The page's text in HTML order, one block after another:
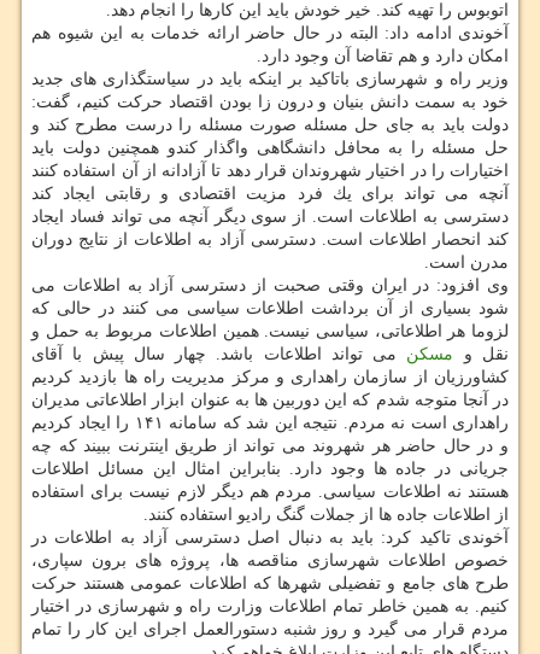
اتوبوس را تهیه كند. خیر خودش باید این كارها را انجام دهد.
آخوندی ادامه داد: البته در حال حاضر ارائه خدمات به این شیوه هم
امكان دارد و هم تقاضا آن وجود دارد.
وزیر راه و شهرسازی باتاكید بر اینكه باید در سیاستگذاری های جدید
خود به سمت دانش بنیان و درون زا بودن اقتصاد حركت كنیم، گفت:
دولت باید به جای حل مسئله صورت مسئله را درست مطرح كند و
حل مسئله را به محافل دانشگاهی واگذار كندو همچنین دولت باید
اختیارات را در اختیار شهروندان قرار دهد تا آزادانه از آن استفاده كنند
آنچه می تواند برای یك فرد مزیت اقتصادی و رقابتی ایجاد كند
دسترسی به اطلاعات است. از سوی دیگر آنچه می تواند فساد ایجاد
كند انحصار اطلاعات است. دسترسی آزاد به اطلاعات از نتایج دوران
مدرن است.
وی افزود: در ایران وقتی صحبت از دسترسی آزاد به اطلاعات می
شود بسیاری از آن برداشت اطلاعات سیاسی می كنند در حالی كه
لزوما هر اطلاعاتی، سیاسی نیست. همین اطلاعات مربوط به حمل و
نقل و مسكن می تواند اطلاعات باشد. چهار سال پیش با آقای
كشاورزیان از سازمان راهداری و مركز مدیریت راه ها بازدید كردیم
در آنجا متوجه شدم كه این دوربین ها به عنوان ابزار اطلاعاتی مدیران
راهداری است نه مردم. نتیجه این شد كه سامانه ۱۴۱ را ایجاد كردیم
و در حال حاضر هر شهروند می تواند از طریق اینترنت ببیند كه چه
جریانی در جاده ها وجود دارد. بنابراین امثال این مسائل اطلاعات
هستند نه اطلاعات سیاسی. مردم هم دیگر لازم نیست برای استفاده
از اطلاعات جاده ها از جملات گنگ رادیو استفاده كنند.
آخوندی تاكید كرد: باید به دنبال اصل دسترسی آزاد به اطلاعات در
خصوص اطلاعات شهرسازی مناقصه ها، پروژه های برون سپاری،
طرح های جامع و تفضیلی شهرها كه اطلاعات عمومی هستند حركت
كنیم. به همین خاطر تمام اطلاعات وزارت راه و شهرسازی در اختیار
مردم قرار می گیرد و روز شنبه دستورالعمل اجرای این كار را تمام